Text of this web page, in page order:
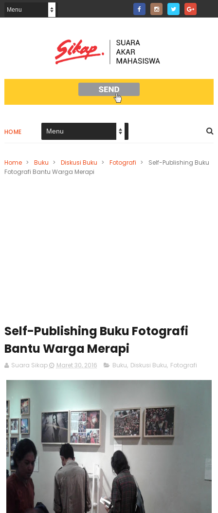
HOME
Home > Buku > Diskusi Buku > Fotografi >
Self-Publishing Buku
Fotografi Bantu Warga Merapi
Self-Publishing Buku Fotografi
Bantu Warga Merapi
Suara Sikap Maret 30, 2016 Buku, Diskusi Buku, Fotografi